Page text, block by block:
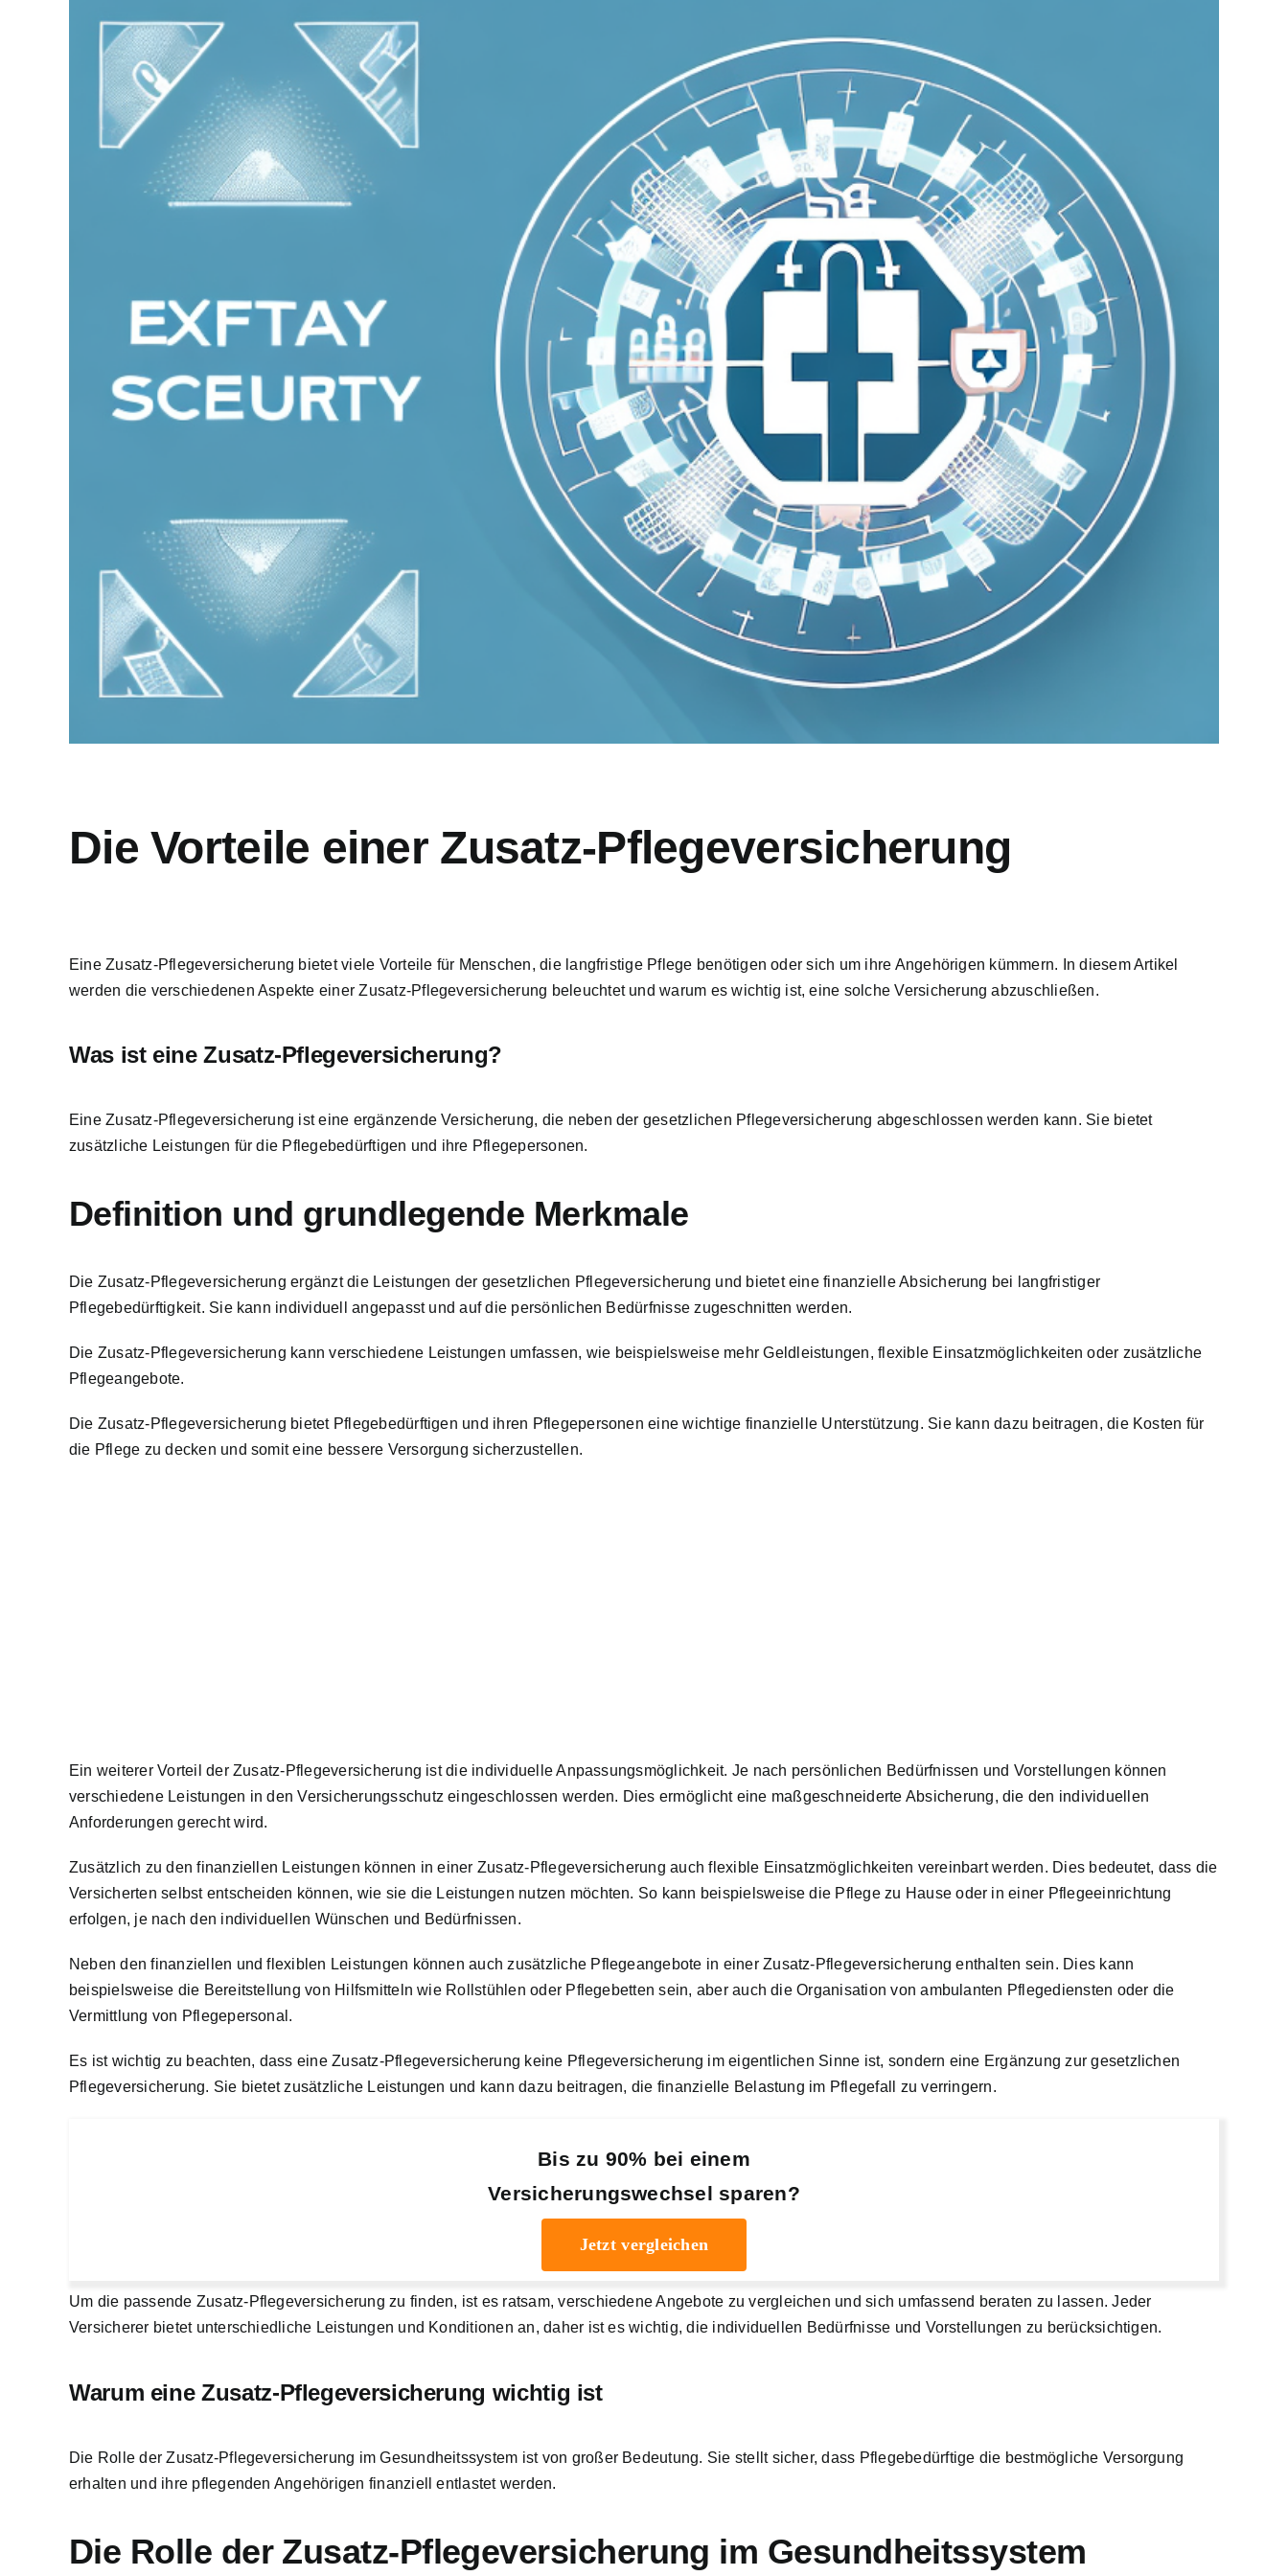
Die Vorteile einer Zusatz-Pflegeversicherung
Eine Zusatz-Pflegeversicherung bietet viele Vorteile für Menschen, die langfristige Pflege benötigen oder sich um ihre Angehörigen kümmern. In diesem Artikel
werden die verschiedenen Aspekte einer Zusatz-Pflegeversicherung beleuchtet und warum es wichtig ist, eine solche Versicherung abzuschließen.
Was ist eine Zusatz-Pflegeversicherung?
Eine Zusatz-Pflegeversicherung ist eine ergänzende Versicherung, die neben der gesetzlichen Pflegeversicherung abgeschlossen werden kann. Sie bietet
zusätzliche Leistungen für die Pflegebedürftigen und ihre Pflegepersonen.
Definition und grundlegende Merkmale
Die Zusatz-Pflegeversicherung ergänzt die Leistungen der gesetzlichen Pflegeversicherung und bietet eine finanzielle Absicherung bei langfristiger
Pflegebedürftigkeit. Sie kann individuell angepasst und auf die persönlichen Bedürfnisse zugeschnitten werden.
Die Zusatz-Pflegeversicherung kann verschiedene Leistungen umfassen, wie beispielsweise mehr Geldleistungen, flexible Einsatzmöglichkeiten oder zusätzliche
Pflegeangebote.
Die Zusatz-Pflegeversicherung bietet Pflegebedürftigen und ihren Pflegepersonen eine wichtige finanzielle Unterstützung. Sie kann dazu beitragen,die Kosten für
die Pflege zu decken und somit eine bessere Versorgung sicherzustellen.
Ein weiterer Vorteil der Zusatz-Pflegeversicherung ist die individuelle Anpassungsmöglichkeit. Je nach persönlichen Bedürfnissen und Vorstellungen können
verschiedene Leistungen in den Versicherungsschutz eingeschlossen werden. Dies ermöglicht eine maßgeschneiderte Absicherung, die den individuellen
Anforderungen gerecht wird.
Zusätzlich zu den finanziellen Leistungen können in einer Zusatz-Pflegeversicherung auch flexible Einsatzmöglichkeiten vereinbart werden. Dies bedeutet, dass die
Versicherten selbst entscheiden können, wie sie die Leistungen nutzen möchten. So kann beispielsweise die Pflege zu Hause oder in einer Pflegeeinrichtung
erfolgen, je nach den individuellen Wünschen und Bedürfnissen.
Neben den finanziellen und flexiblen Leistungen können auch zusätzliche Pflegeangebote in einer Zusatz-Pflegeversicherung enthalten sein. Dies kann
beispielsweise die Bereitstellung von Hilfsmitteln wie Rollstühlen oder Pflegebetten sein, aber auch die Organisation von ambulanten Pflegediensten oder die
Vermittlung von Pflegepersonal.
Es ist wichtig zu beachten, dass eine Zusatz-Pflegeversicherung keine Pflegeversicherung im eigentlichen Sinne ist, sondern eine Ergänzung zur gesetzlichen
Pflegeversicherung. Sie bietet zusätzliche Leistungen und kann dazu beitragen, die finanzielle Belastung im Pflegefall zu verringern.
Bis zu 90% bei einem
Versicherungswechsel sparen?
Jetzt vergleichen
Um die passende Zusatz-Pflegeversicherung zu finden, ist es ratsam, verschiedene Angebote zu vergleichen und sich umfassend beraten zu lassen. Jeder
Versicherer bietet unterschiedliche Leistungen und Konditionen an, daher ist es wichtig, die individuellen Bedürfnisse und Vorstellungen zu berücksichtigen.
Warum eine Zusatz-Pflegeversicherung wichtig ist
Die Rolle der Zusatz-Pflegeversicherung im Gesundheitssystem ist von großer Bedeutung. Sie stellt sicher, dass Pflegebedürftige die bestmögliche Versorgung
erhalten und ihre pflegenden Angehörigen finanziell entlastet werden.
Die Rolle der Zusatz-Pflegeversicherung im Gesundheitssystem